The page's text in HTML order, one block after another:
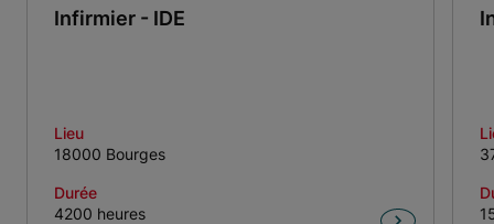
Infirmier - IDE
Lieu
18000 Bourges
Durée
4200 heures